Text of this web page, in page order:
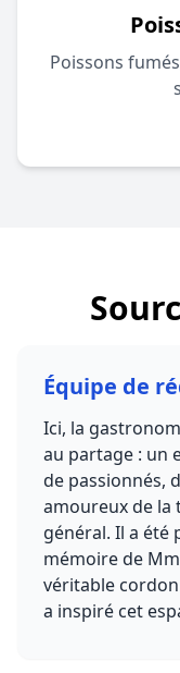
Poissons
Équipe de
Ici, la
au partage : un
de passionnés,
amoureux de la
général. Il a été
mémoire de
véritable
a inspiré cet